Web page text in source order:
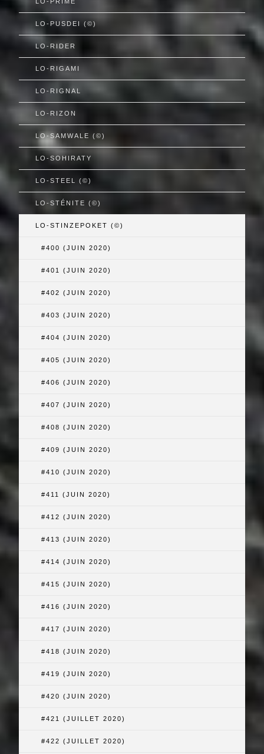
LO-PUSDEI (©)
LO-RIDER
LO-RIGAMI
LO-RIGNAL
LO-RIZON
LO-SAMWALE (©)
LO-SOHIRATY
LO-STEEL (©)
LO-STÉNITE (©)
LO-STINZEPOKET (©)
#400 (JUIN 2020)
#401 (JUIN 2020)
#402 (JUIN 2020)
#403 (JUIN 2020)
#404 (JUIN 2020)
#405 (JUIN 2020)
#406 (JUIN 2020)
#407 (JUIN 2020)
#408 (JUIN 2020)
#409 (JUIN 2020)
#410 (JUIN 2020)
#411 (JUIN 2020)
#412 (JUIN 2020)
#413 (JUIN 2020)
#414 (JUIN 2020)
#415 (JUIN 2020)
#416 (JUIN 2020)
#417 (JUIN 2020)
#418 (JUIN 2020)
#419 (JUIN 2020)
#420 (JUIN 2020)
#421 (JUILLET 2020)
#422 (JUILLET 2020)